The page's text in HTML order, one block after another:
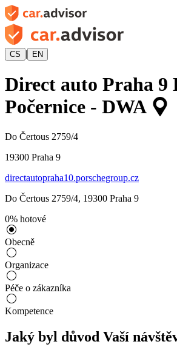
CS | EN
Direct auto Praha 9
Počernice - DWA
Do Čertous 2759/4
19300 Praha 9
directautopraha10.porschegroup.cz
Do Čertous 2759/4, 19300 Praha 9
0% hotové
Obecně
Organizace
Péče o zákazníka
Kompetence
Jaký byl důvod Vaší